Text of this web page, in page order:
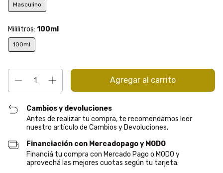
Masculino
Mililitros: 100ml
100ml
Cambios y devoluciones
Antes de realizar tu compra, te recomendamos leer
nuestro artículo de Cambios y Devoluciones.
Financiación con Mercadopago y MODO
Financiá tu compra con Mercado Pago o MODO y
aprovechá las mejores cuotas según tu tarjeta.